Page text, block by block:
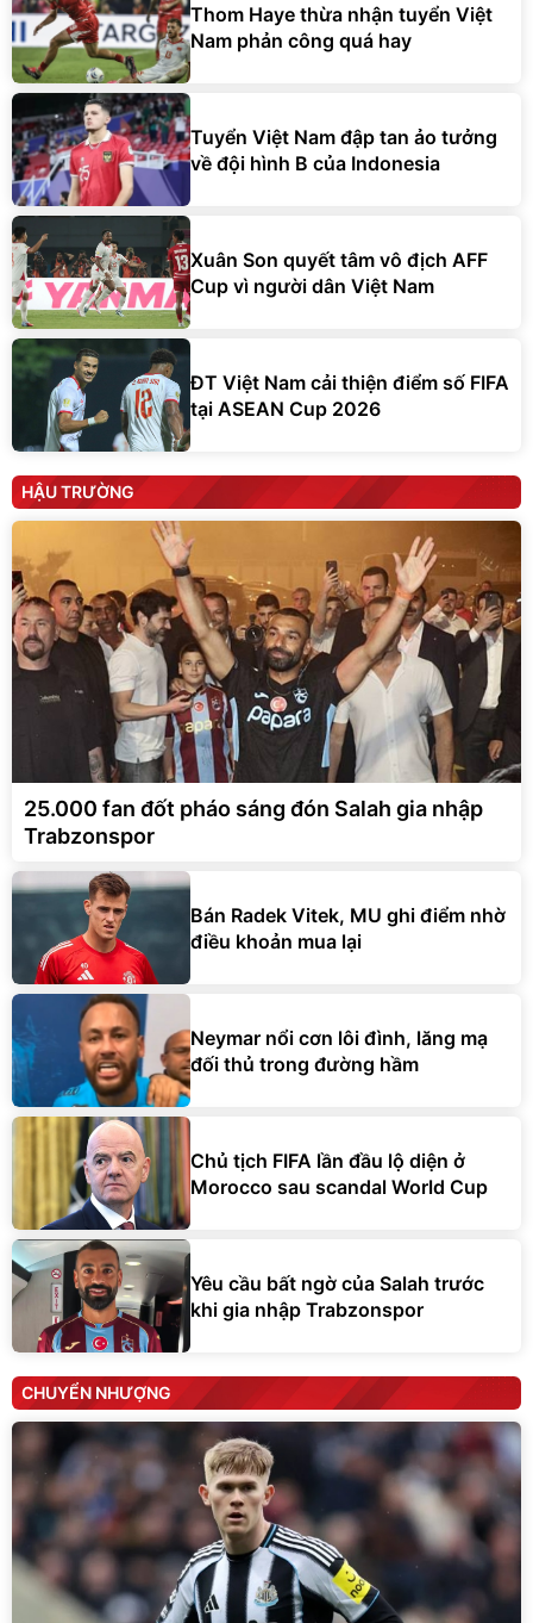
Thom Haye thừa nhận tuyển Việt
Nam phản công quá hay
Tuyển Việt Nam đập tan ảo tưởng
về đội hình B của Indonesia
Xuân Son quyết tâm vô địch AFF
Cup vì người dân Việt Nam
ĐT Việt Nam cải thiện điểm số FIFA
tại ASEAN Cup 2026
HẬU TRƯỜNG
25.000 fan đốt pháo sáng đón Salah gia nhập
Trabzonspor
Bán Radek Vitek, MU ghi điểm nhờ
điều khoản mua lại
Neymar nổi cơn lôi đình, lăng mạ
đối thủ trong đường hầm
Chủ tịch FIFA lần đầu lộ diện ở
Morocco sau scandal World Cup
Yêu cầu bất ngờ của Salah trước
khi gia nhập Trabzonspor
CHUYỂN NHƯỢNG